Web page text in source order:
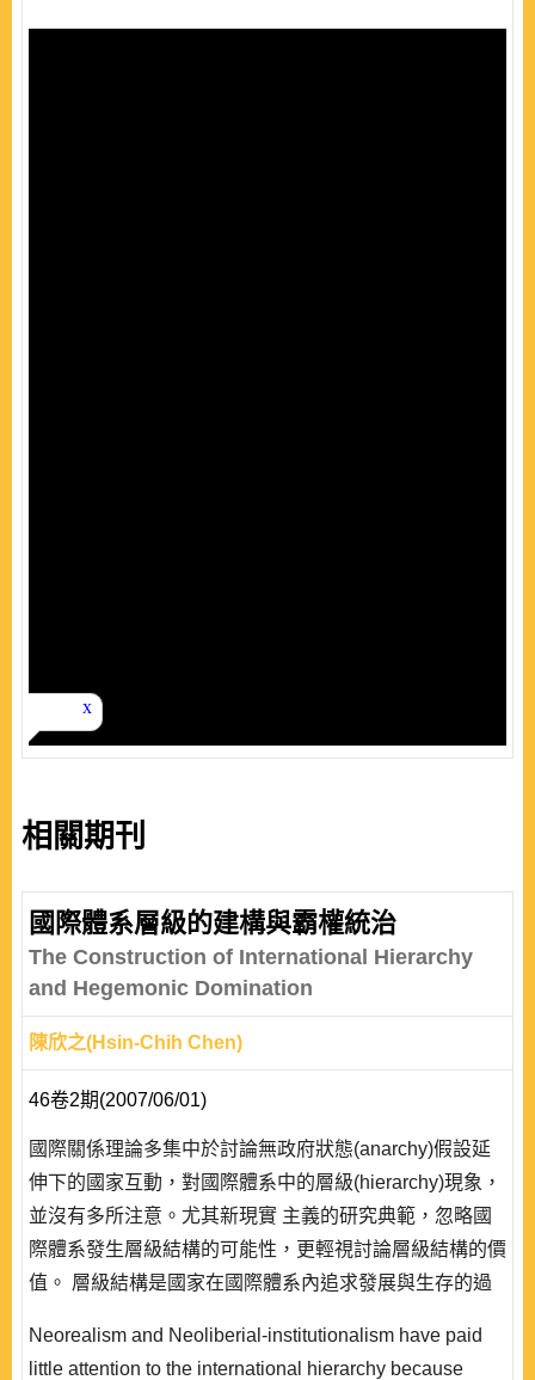
相關期刊
國際體系層級的建構與霸權統治
The Construction of International Hierarchy
and Hegemonic Domination
陳欣之(Hsin-Chih Chen)
46卷2期(2007/06/01)
國際關係理論多集中於討論無政府狀態(anarchy)假設延
伸下的國家互動，對國際體系中的層級(hierarchy)現象，
並沒有多所注意。尤其新現實 主義的研究典範，忽略國
際體系發生層級結構的可能性，更輕視討論層級結構的價
值。 層級結構是國家在國際體系內追求發展與生存的過
建構結果。霸權穩定論(Hegemony Stability Theory)與權
Neorealism and Neoliberial-institutionalism have paid
little attention to the international hierarchy because